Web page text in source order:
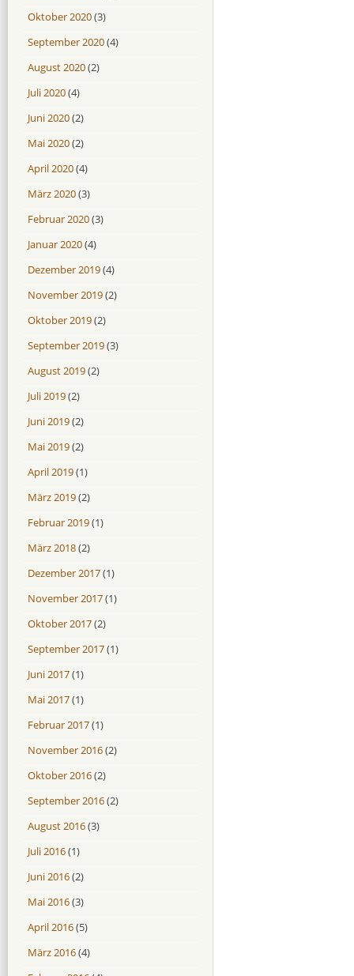
Oktober 2020(3)
September 2020(4)
August 2020(2)
Juli 2020(4)
Juni 2020(2)
Mai 2020(2)
April 2020(4)
März 2020(3)
Februar 2020(3)
Januar 2020(4)
Dezember 2019(4)
November 2019(2)
Oktober 2019(2)
September 2019(3)
August 2019(2)
Juli 2019(2)
Juni 2019(2)
Mai 2019(2)
April 2019(1)
März 2019(2)
Februar 2019(1)
März 2018(2)
Dezember 2017(1)
November 2017(1)
Oktober 2017(2)
September 2017(1)
Juni 2017(1)
Mai 2017(1)
Februar 2017(1)
November 2016(2)
Oktober 2016(2)
September 2016(2)
August 2016(3)
Juli 2016(1)
Juni 2016(2)
Mai 2016(3)
April 2016(5)
März 2016(4)